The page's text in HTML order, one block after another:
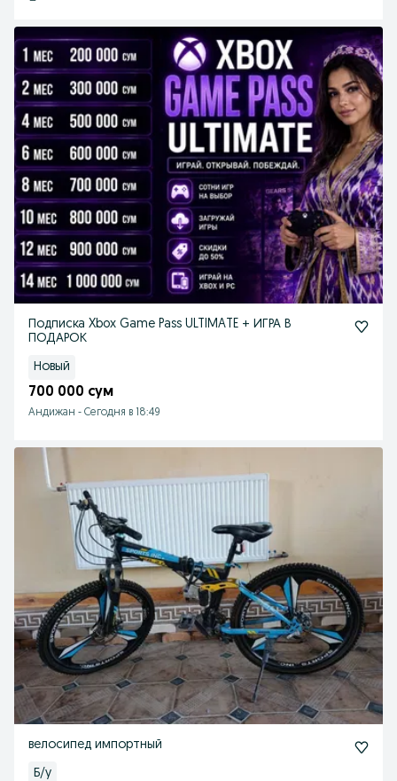
Подписка Xbox Game Pass ULTIMATE + ИГРА В
ПОДАРОК
Новый
700 000 сум
Андижан - Сегодня в 18:49
велосипед импортный
Б/у